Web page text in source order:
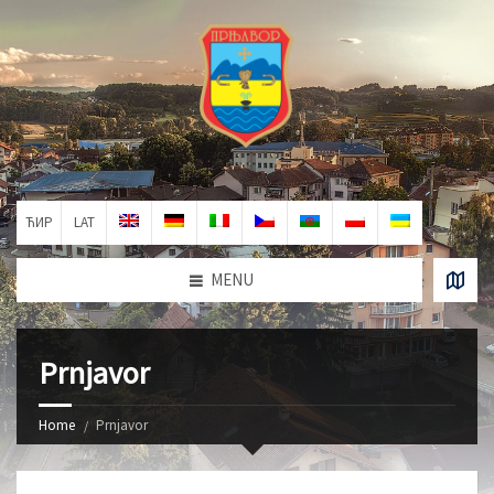
ЋИР LAT
MENU
Prnjavor
Home Prnjavor